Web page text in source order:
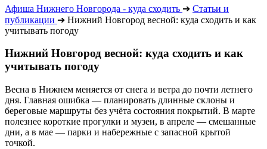
Афиша Нижнего Новгорода - куда сходить ➔ Статьи и
публикации ➔ Нижний Новгород весной: куда сходить и как
учитывать погоду
Нижний Новгород весной: куда сходить и как
учитывать погоду
Весна в Нижнем меняется от снега и ветра до почти летнего
дня. Главная ошибка — планировать длинные склоны и
береговые маршруты без учёта состояния покрытий. В марте
полезнее короткие прогулки и музеи, в апреле — смешанные
дни, а в мае — парки и набережные с запасной крытой
точкой.